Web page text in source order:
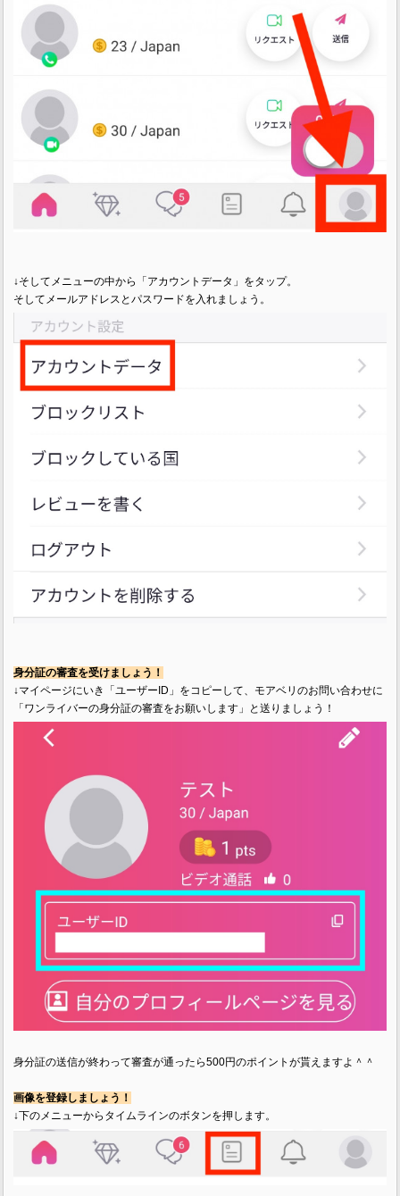
↓そしてメニューの中から「アカウントデータ」をタップ。
そしてメールアドレスとパスワードを入れましょう。
身分証の審査を受けましょう！
↓マイページにいき「ユーザーID」をコピーして、モアベリのお問い合わせに
「ワンライバーの身分証の審査をお願いします」と送りましょう！
身分証の送信が終わって審査が通ったら500円のポイントが貰えますよ＾＾
画像を登録しましょう！
↓下のメニューからタイムラインのボタンを押します。